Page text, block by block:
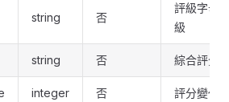
string 否
評級字母
級
string 否 綜合評分
integer 否 評分變化